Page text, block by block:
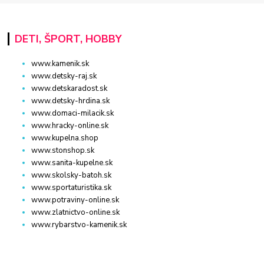
DETI, ŠPORT, HOBBY
www.kamenik.sk
www.detsky-raj.sk
www.detskaradost.sk
www.detsky-hrdina.sk
www.domaci-milacik.sk
www.hracky-online.sk
www.kupelna.shop
www.stonshop.sk
www.sanita-kupelne.sk
www.skolsky-batoh.sk
www.sportaturistika.sk
www.potraviny-online.sk
www.zlatnictvo-online.sk
www.rybarstvo-kamenik.sk